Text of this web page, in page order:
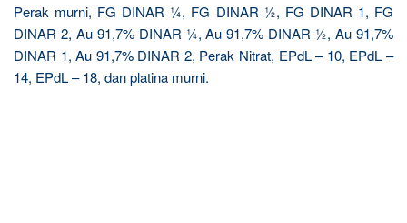
Perak murni, FG DINAR ¼, FG DINAR ½, FG DINAR 1, FG
DINAR 2, Au 91,7% DINAR ¼, Au 91,7% DINAR ½, Au 91,7%
DINAR 1, Au 91,7% DINAR 2, Perak Nitrat, EPdL – 10, EPdL –
14, EPdL – 18, dan platina murni.